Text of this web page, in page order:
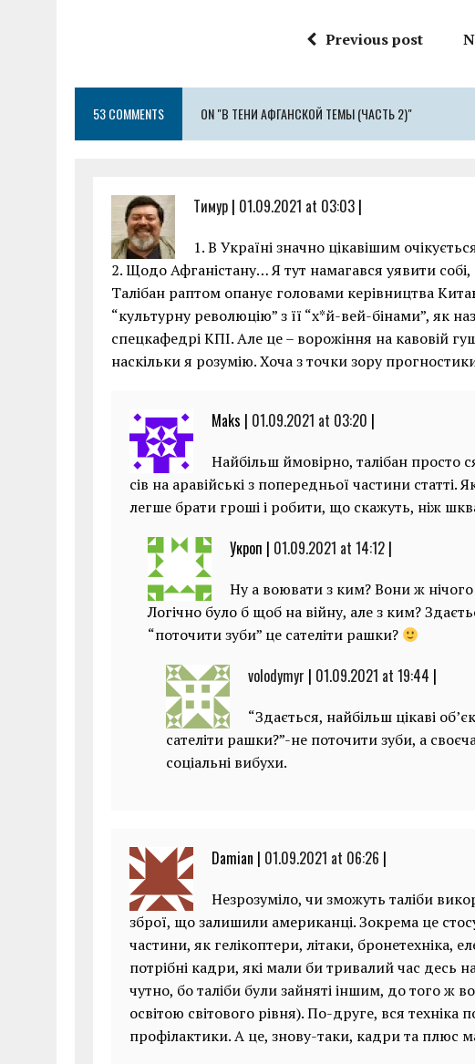
o
o
k
r A
p
p
g
er
ai a
Previous post
53 COMMENTS ON "В ТЕНИ АФГАНСКОЙ ТЕМЫ (ЧАСТЬ 2)"
Тимур | 01.09.2021 at 03:03 |
1. В Україні значно цікавішим
2. Щодо Афганістану… Я тут намагався уявити
Талібан раптом опанує головами керівництва
“культурну революцію” з її “х*й-вей-бінами”, як
спецкафедрі КПІ. Але це – ворожіння на кавовій
наскільки я розумію. Хоча з точки зору
Maks | 01.09.2021 at 03:20 |
Найбільш ймовірно, талібан просто
сів на аравійські з попередньої частини статті.
легше брати гроші і робити, що скажуть, ніж
Укроп | 01.09.2021 at 14:12 |
Ну а воювати з ким? Вони ж
Логічно було б щоб на війну, але з ким?
“поточити зуби” це сателіти рашки?
volodymyr | 01.09.2021 at 19:44 |
“Здається, найбільш цікаві
сателіти рашки?”-не поточити зуби, а
соціальні вибухи.
Damian | 01.09.2021 at 06:26 |
Незрозуміло, чи зможуть таліби
зброї, що залишили американці. Зокрема це
частини, як гелікоптери, літаки, бронетехніка,
потрібні кадри, які мали би тривалий час десь
чутно, бо таліби були зайняті іншим, до того ж
освітою світового рівня). По-друге, вся техніка
профілактики. А це, знову-таки, кадри та плюс